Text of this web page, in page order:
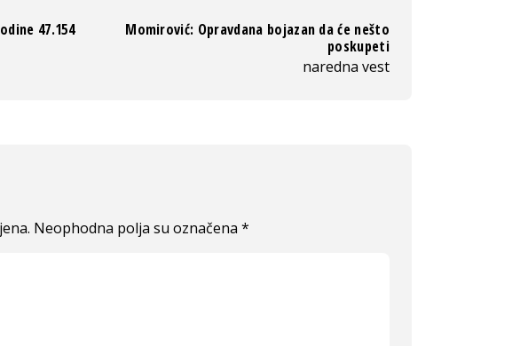
47.154
Momirović: Opravdana bojazan da će nešto
poskupeti
naredna vest
Neophodna polja su označena *